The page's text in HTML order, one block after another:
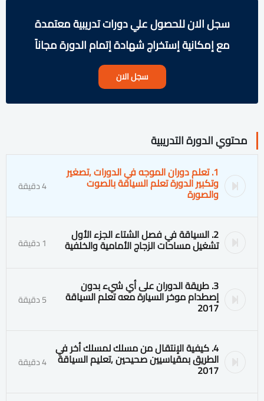
سجل الان للحصول علي دورات تدريبية معتمدة
مع إمكانية إستخراج شهادة إتمام الدورة مجاناً
سجل الان
محتوي الدورة التدريبية
1. تعلم دوران الموجه في الدورات ٫تصغير
وتكبير الدورة تعلم السياقة بالصوت
والصورة 4 دقيقة
2. السياقة في فصل الشتاء الجزء الأول
تشغيل مساحات الزجاج الأمامية والخلفية 1 دقيقة
3. طريقة الدوران على أي شيء بدون
إصطدام موخر السيارة معه تعلم السياقة
2017 5 دقيقة
4. كيفية الإنتقال من مسلك لمسلك أخر في
الطريق بمقياسيين صحيحين ٫تعليم السياقة
2017 4 دقيقة